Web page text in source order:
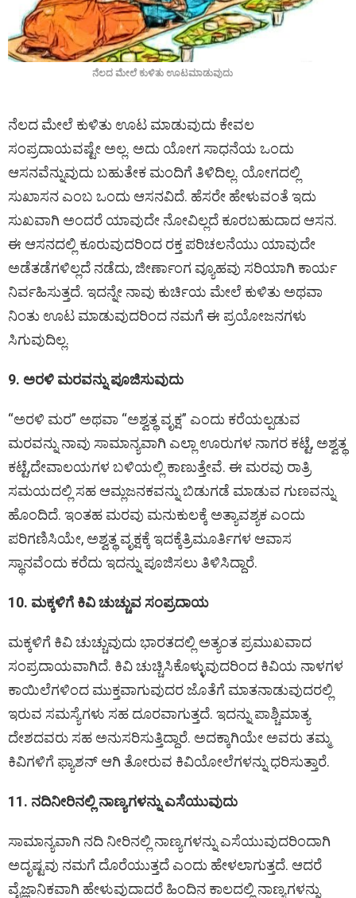
ನೆಲದ ಮೇಲೆ ಕುಳಿತು ಊಟಮಾಡುವುದು
ನೆಲದ ಮೇಲೆ ಕುಳಿತು ಊಟ ಮಾಡುವುದು ಕೇವಲ
ಸಂಪ್ರದಾಯವಷ್ಟೇ ಅಲ್ಲ. ಅದು ಯೋಗ ಸಾಧನೆಯ ಒಂದು
ಆಸನವೆನ್ನುವುದು ಬಹುತೇಕ ಮಂದಿಗೆ ತಿಳಿದಿಲ್ಲ. ಯೋಗದಲ್ಲಿ
ಸುಖಾಸನ ಎಂಬ ಒಂದು ಆಸನವಿದೆ. ಹೆಸರೇ ಹೇಳುವಂತೆ ಇದು
ಸುಖವಾಗಿ ಅಂದರೆ ಯಾವುದೇ ನೋವಿಲ್ಲದೆ ಕೂರಬಹುದಾದ ಆಸನ.
ಈ ಆಸನದಲ್ಲಿ ಕೂರುವುದರಿಂದ ರಕ್ತ ಪರಿಚಲನೆಯು ಯಾವುದೇ
ಅಡೆತಡೆಗಳಿಲ್ಲದೆ ನಡೆದು, ಜೀರ್ಣಾಂಗ ವ್ಯೂಹವು ಸರಿಯಾಗಿ ಕಾರ್ಯ
ನಿರ್ವಹಿಸುತ್ತದೆ. ಇದನ್ನೇ ನಾವು ಕುರ್ಚಿಯ ಮೇಲೆ ಕುಳಿತು ಅಥವಾ
ನಿಂತು ಊಟ ಮಾಡುವುದರಿಂದ ನಮಗೆ ಈ ಪ್ರಯೋಜನಗಳು
ಸಿಗುವುದಿಲ್ಲ.
9. ಅರಳಿ ಮರವನ್ನು ಪೂಜಿಸುವುದು
“ಅರಳಿ ಮರ” ಅಥವಾ “ಅಶ್ವತ್ಥ ವೃಕ್ಷ” ಎಂದು ಕರೆಯಲ್ಪಡುವ
ಮರವನ್ನು ನಾವು ಸಾಮಾನ್ಯವಾಗಿ ಎಲ್ಲಾ ಊರುಗಳ ನಾಗರ ಕಟ್ಟೆ, ಅಶ್ವತ್ಥ
ಕಟ್ಟೆ,ದೇವಾಲಯಗಳ ಬಳಿಯಲ್ಲಿ ಕಾಣುತ್ತೇವೆ. ಈ ಮರವು ರಾತ್ರಿ
ಸಮಯದಲ್ಲಿ ಸಹ ಆಮ್ಲಜನಕವನ್ನು ಬಿಡುಗಡೆ ಮಾಡುವ ಗುಣವನ್ನು
ಹೊಂದಿದೆ. ಇಂತಹ ಮರವು ಮನುಕುಲಕ್ಕೆ ಅತ್ಯಾವಶ್ಯಕ ಎಂದು
ಪರಿಗಣಿಸಿಯೇ, ಅಶ್ವತ್ಥ ವೃಕ್ಷಕ್ಕೆ ಇದಕ್ಕೆತ್ರಿಮೂರ್ತಿಗಳ ಆವಾಸ
ಸ್ಥಾನವೆಂದು ಕರೆದು ಇದನ್ನು ಪೂಜಿಸಲು ತಿಳಿಸಿದ್ದಾರೆ.
10. ಮಕ್ಕಳಿಗೆ ಕಿವಿ ಚುಚ್ಚುವ ಸಂಪ್ರದಾಯ
ಮಕ್ಕಳಿಗೆ ಕಿವಿ ಚುಚ್ಚುವುದು ಭಾರತದಲ್ಲಿ ಅತ್ಯಂತ ಪ್ರಮುಖವಾದ
ಸಂಪ್ರದಾಯವಾಗಿದೆ. ಕಿವಿ ಚುಚ್ಚಿಸಿಕೊಳ್ಳುವುದರಿಂದ ಕಿವಿಯ ನಾಳಗಳ
ಕಾಯಿಲೆಗಳಿಂದ ಮುಕ್ತವಾಗುವುದರ ಜೊತೆಗೆ ಮಾತನಾಡುವುದರಲ್ಲಿ
ಇರುವ ಸಮಸ್ಯೆಗಳು ಸಹ ದೂರವಾಗುತ್ತದೆ. ಇದನ್ನು ಪಾಶ್ಚಿಮಾತ್ಯ
ದೇಶದವರು ಸಹ ಅನುಸರಿಸುತ್ತಿದ್ದಾರೆ. ಅದಕ್ಕಾಗಿಯೇ ಅವರು ತಮ್ಮ
ಕಿವಿಗಳಿಗೆ ಫ್ಯಾಶನ್ ಆಗಿ ತೋರುವ ಕಿವಿಯೋಲೆಗಳನ್ನು ಧರಿಸುತ್ತಾರೆ.
11. ನದಿನೀರಿನಲ್ಲಿ ನಾಣ್ಯಗಳನ್ನು ಎಸೆಯುವುದು
ಸಾಮಾನ್ಯವಾಗಿ ನದಿ ನೀರಿನಲ್ಲಿ ನಾಣ್ಯಗಳನ್ನು ಎಸೆಯುವುದರಿಂದಾಗಿ
ಅದೃಷ್ಟವು ನಮಗೆ ದೊರೆಯುತ್ತದೆ ಎಂದು ಹೇಳಲಾಗುತ್ತದೆ. ಆದರೆ
ವೈಜ್ಞಾನಿಕವಾಗಿ ಹೇಳುವುದಾದರೆ ಹಿಂದಿನ ಕಾಲದಲ್ಲಿ ನಾಣ್ಯಗಳನ್ನು